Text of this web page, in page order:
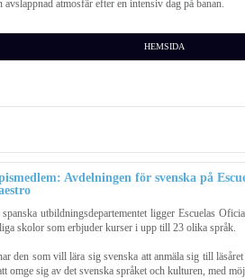
avslappnad atmosfär efter en intensiv dag på banan.
HEMSIDA
Avdelningen för svenska på
utbildningsdepartementet ligger Escuelas
skolor som erbjuder kurser i upp till 23 olika språk.
den som vill lära sig svenska att anmäla sig till
omge sig av det svenska språket och kulturen, med